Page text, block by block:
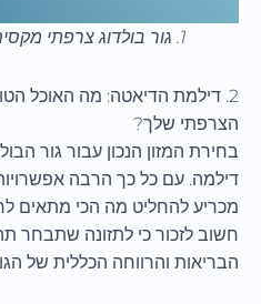
1. גור בולדוג צרפתי מקסים בוחן את ביתו החדש
2. דילמת הדיאטה: מה האוכל
הצרפתי שלך?
בחירת המזון הנכון עבור גור
דילמה. עם כל כך הרבה אפשרויות
מכריע להחליט מה הכי מתאים
חשוב לזכור כי לתזונה שתבחר
הבריאות והרווחה הכללית של